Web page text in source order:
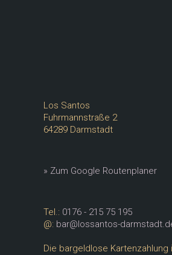
Los Santos
Fuhrmannstraße 2
64289 Darmstadt
» Zum Google Routenplaner
Tel.: 0176 - 215 75 195
@: bar@lossantos-
Die bargeldlose